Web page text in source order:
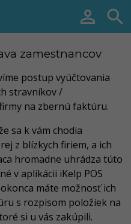
 
zamestnancov
postup vyúčtovania
stravníkov /
na zbernú faktúru.
sa k vám chodia
z blízkych firiem, a ich
hromadne uhrádza túto
v aplikácii iKelp POS
máte možnosť ich
s rozpisom položiek na
si u vás zakúpili.